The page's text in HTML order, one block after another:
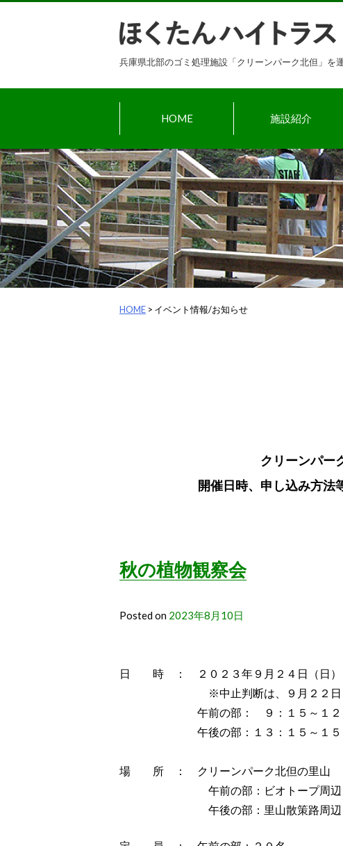
兵庫県北部のゴミ処理施設「クリーンパーク北但」を
HOME 施設紹介
HOME > イベント情報/お知らせ
クリーンパー
開催日時、申し込み方法
秋の植物観察会
Posted on 2023年8月10日
日 時 ： ２０２３年９月２４日（日）
※中止判断は、９月２２日（金
午前の部： ９：１５～１２：０
午後の部：１３：１５～１５：３
場 所 ： クリーンパーク北但の里山
午前の部：ビオトープ周辺
午後の部：里山散策路周辺